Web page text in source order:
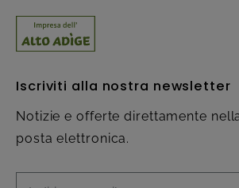
Iscriviti alla nostra newsletter
Notizie e offerte direttamente
posta elettronica.